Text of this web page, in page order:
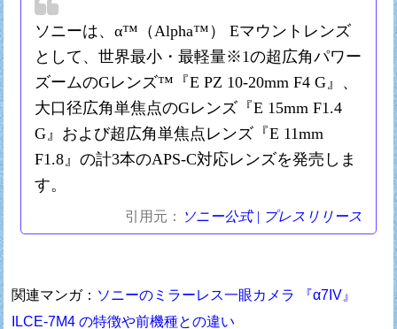
ソニーは、α™（Alpha™） Eマウントレンズ
として、世界最小・最軽量※1の超広角パワー
ズームのGレンズ™『E PZ 10-20mm F4 G』、
大口径広角単焦点のGレンズ『E 15mm F1.4
G』および超広角単焦点レンズ『E 11mm
F1.8』の計3本のAPS-C対応レンズを発売しま
す。
引用元： ソニー公式 | プレスリリース
関連マンガ： ソニーのミラーレス一眼カメラ 『α7IV』
ILCE-7M4 の特徴や前機種との違い